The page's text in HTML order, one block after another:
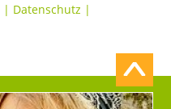
| Datenschutz |